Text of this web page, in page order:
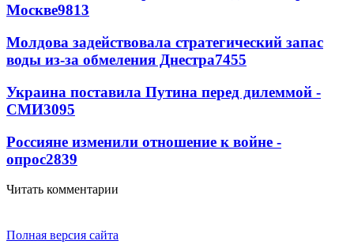
Москве9813
Молдова задействовала стратегический запас
воды из-за обмеления Днестра7455
Украина поставила Путина перед дилеммой -
СМИ3095
Россияне изменили отношение к войне -
опрос2839
Читать комментарии
Полная версия сайта